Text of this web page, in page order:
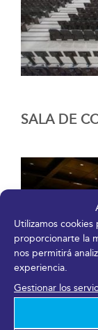
Utilizamos
proporcionarte la
nos permitirá
experiencia.
Gestionar los
SALA DE